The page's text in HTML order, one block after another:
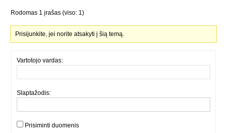
Rodomas 1 įrašas (viso: 1)
Prisijunkite, jei norite atsakyti į šią temą.
Vartotojo vardas:
Slaptažodis:
Prisiminti duomenis